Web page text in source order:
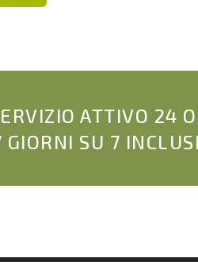
ATTIVO 24
GIORNI SU 7